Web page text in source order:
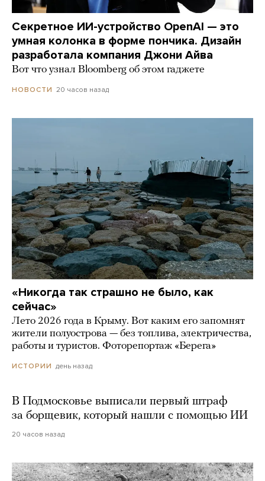
Секретное ИИ-устройство OpenAI — это
умная колонка в форме пончика. Дизайн
разработала компания Джони Айва
Вот что узнал Bloomberg об этом гаджете
НОВОСТИ 20 часов назад
«Никогда так страшно не было, как
сейчас»
Лето 2026 года в Крыму. Вот каким его запомнят
жители полуострова — без топлива, электричества,
работы и туристов. Фоторепортаж «Берега»
ИСТОРИИ день назад
В Подмосковье выписали первый штраф
за борщевик, который нашли с помощью ИИ
20 часов назад